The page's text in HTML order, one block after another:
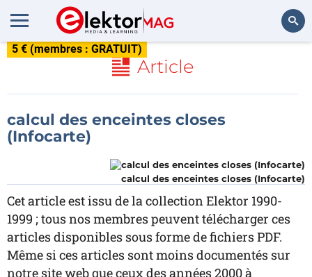
5 € (membres : GRATUIT)
Article
calcul des enceintes closes
(Infocarte)
calcul des enceintes closes (Infocarte)
Cet article est issu de la collection Elektor 1990-
1999 ; tous nos membres peuvent télécharger ces
articles disponibles sous forme de fichiers PDF.
Même si ces articles sont moins documentés sur
notre site web que ceux des années 2000 à